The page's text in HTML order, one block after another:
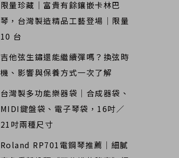
限量珍藏｜富貴有餘鑲嵌卡林巴
琴，台灣製造精品工藝登場｜限量
10 台
吉他弦生鏽還能繼續彈嗎？換弦時
機、影響與保養方式一次了解
台灣製多功能樂器袋｜合成器袋、
MIDI鍵盤袋、電子琴袋，16吋／
21吋兩種尺寸
Roland RP701電鋼琴推薦｜細膩